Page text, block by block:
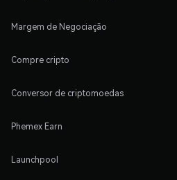
Margem de Negociação
Compre cripto
Conversor de criptomoedas
Phemex Earn
Launchpool